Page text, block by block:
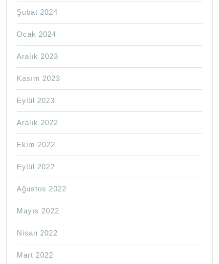
Şubat 2024
Ocak 2024
Aralık 2023
Kasım 2023
Eylül 2023
Aralık 2022
Ekim 2022
Eylül 2022
Ağustos 2022
Mayıs 2022
Nisan 2022
Mart 2022